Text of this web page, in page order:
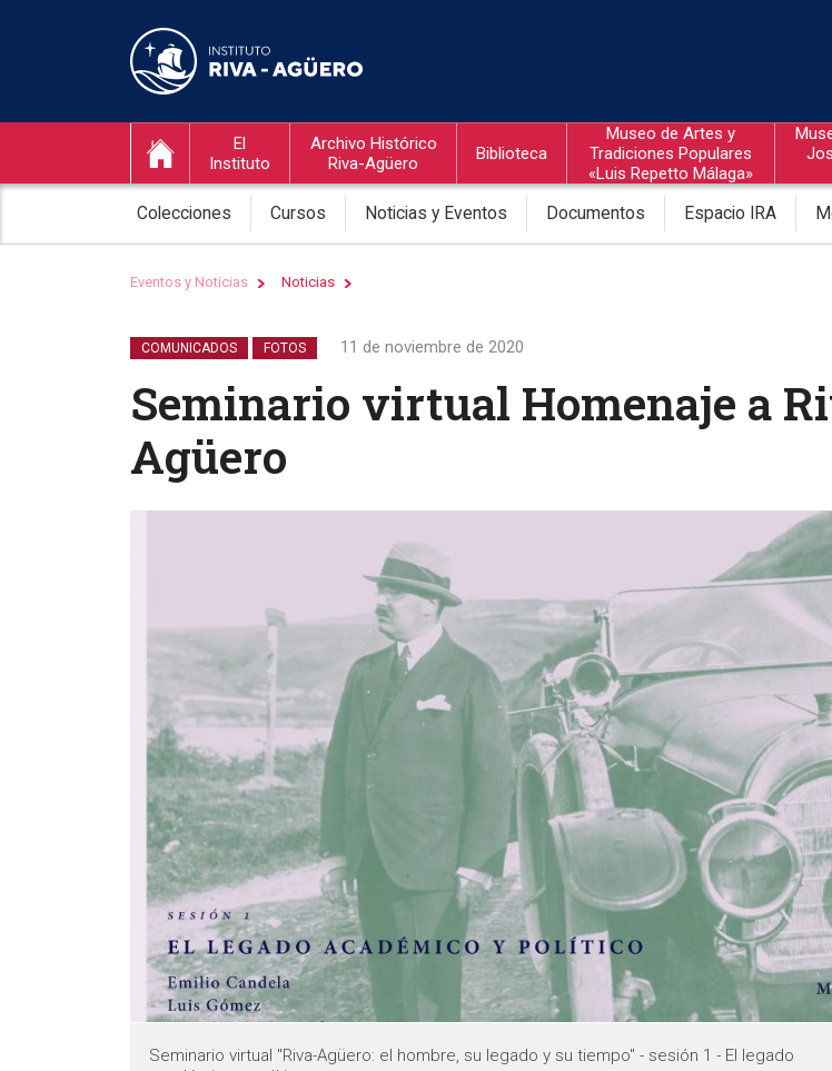
El
Instituto
Archivo Histórico
Riva-Agüero
Biblioteca
Museo de Artes y
Tradiciones Populares
«Luis Repetto Málaga»
Colecciones Cursos Noticias y Eventos Documentos Espacio IRA
Eventos y Noticias Noticias
COMUNICADOS FOTOS 11 de noviembre de 2020
Seminario virtual Homenaje a
Agüero
virtual "Riva-Agüero: el hombre, su legado y su tiempo" - sesión 1 - El legado